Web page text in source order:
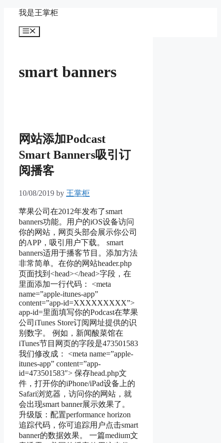
content
我是王掌柜
Menu
smart banners
网站添加Podcast
Smart Banners吸引订
阅播客
10/08/2019 by 王掌柜
苹果公司在2012年发布了smart
banners功能。用户的iOS设备访问
你的网站，网页头部会展示你公司
的APP，吸引用户下载。 smart
banners适用于播客节目。添加方法
非常简单。在你的网站header.php
页面找到<head></head>字段，在
里面添加一行代码： <meta
name=”apple-itunes-app”
content=”app-id=XXXXXXXXX”>
app-id=里面填写你的Podcast在苹果
公司iTunes Store订阅网址提供的识
别数字。 例如，新闻酸菜馆在
iTunes节目网页的字段是473501583
我们修改成： <meta name=”apple-
itunes-app” content=”app-
id=473501583″> 保存head.php文
件，打开你的iPhone/iPad设备上的
Safari浏览器，访问你的网站，就
会出现smart banner展示效果了。
升级版：配置performance horizon
追踪代码，你可追踪用户点击smart
banner的数据效果。 一篇medium文